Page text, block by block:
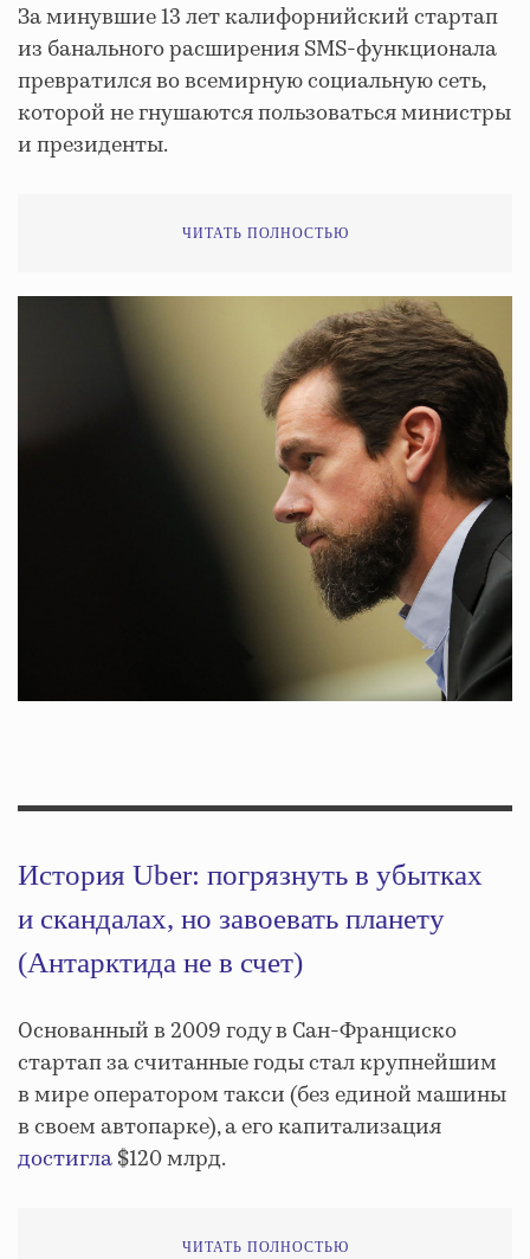
За минувшие 13 лет калифорнийский стартап
из банального расширения SMS-функционала
превратился во всемирную социальную сеть,
которой не гнушаются пользоваться министры
и президенты.
ЧИТАТЬ ПОЛНОСТЬЮ
История Uber: погрязнуть в убытках
и скандалах, но завоевать планету
(Антарктида не в счет)
Основанный в 2009 году в Сан-Франциско
стартап за считанные годы стал крупнейшим
в мире оператором такси (без единой машины
в своем автопарке), а его капитализация
достигла$120 млрд.
ЧИТАТЬ ПОЛНОСТЬЮ